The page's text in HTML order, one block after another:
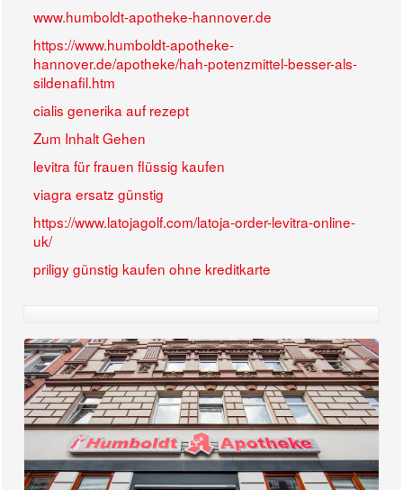
www.humboldt-apotheke-hannover.de
https://www.humboldt-apotheke-
hannover.de/apotheke/hah-potenzmittel-besser-als-
sildenafil.htm
cialis generika auf rezept
Zum Inhalt Gehen
levitra für frauen flüssig kaufen
viagra ersatz günstig
https://www.latojagolf.com/latoja-order-levitra-online-
uk/
priligy günstig kaufen ohne kreditkarte